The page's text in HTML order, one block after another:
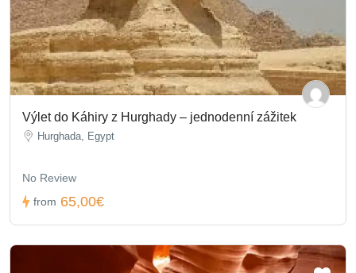
Výlet do Káhiry z Hurghady – jednodenní zážitek
Hurghada, Egypt
No Review
from 65,00€